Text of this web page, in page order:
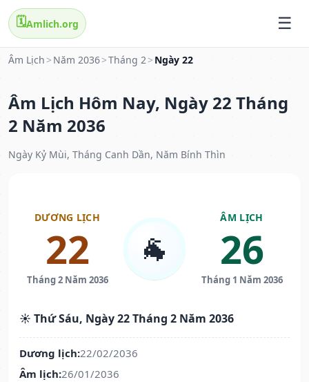
🗓️Amlich.org
Âm Lịch > Năm 2036>Tháng 2> Ngày 22
Âm Lịch Hôm Nay, Ngày 22 Tháng
2 Năm 2036
Ngày Kỷ Mùi, Tháng Canh Dần, Năm Bính Thìn
DƯƠNG LỊCH
22
Tháng 2 Năm 2036
🐐
ÂM LỊCH
26
Tháng 1 Năm 2036
☀️ Thứ Sáu, Ngày 22 Tháng 2 Năm 2036
Dương lịch:22/02/2036
Âm lịch:26/01/2036